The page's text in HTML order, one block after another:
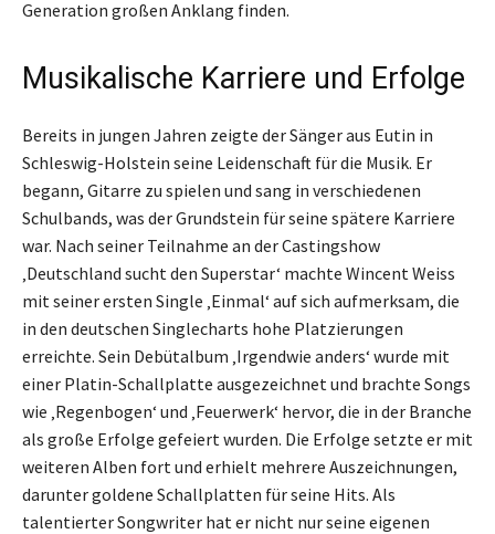
Generation großen Anklang finden.
Musikalische Karriere und Erfolge
Bereits in jungen Jahren zeigte der Sänger aus Eutin in
Schleswig-Holstein seine Leidenschaft für die Musik. Er
begann, Gitarre zu spielen und sang in verschiedenen
Schulbands, was der Grundstein für seine spätere Karriere
war. Nach seiner Teilnahme an der Castingshow
‚Deutschland sucht den Superstar‘ machte Wincent Weiss
mit seiner ersten Single ‚Einmal‘ auf sich aufmerksam, die
in den deutschen Singlecharts hohe Platzierungen
erreichte. Sein Debütalbum ‚Irgendwie anders‘ wurde mit
einer Platin-Schallplatte ausgezeichnet und brachte Songs
wie ‚Regenbogen‘ und ‚Feuerwerk‘ hervor, die in der Branche
als große Erfolge gefeiert wurden. Die Erfolge setzte er mit
weiteren Alben fort und erhielt mehrere Auszeichnungen,
darunter goldene Schallplatten für seine Hits. Als
talentierter Songwriter hat er nicht nur seine eigenen